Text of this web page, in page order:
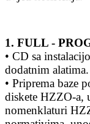
1. FULL -
• CD sa
dodatnim alatima.
• Priprema baze
diskete HZZO-a,
nomenklaturi